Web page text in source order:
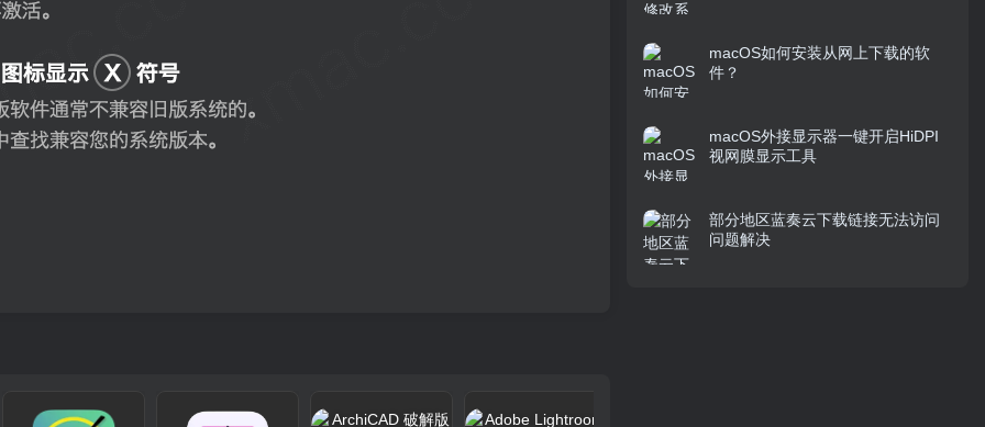
macOS如何安装从网上下载的软
件？
macOS外接显示器一键开启HiDPI
视网膜显示工具
部分地区蓝奏云下载链接无法访问
问题解决